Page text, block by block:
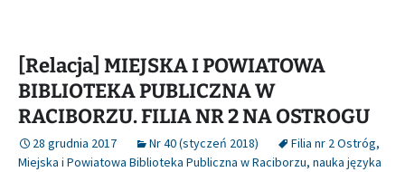
[Relacja] MIEJSKA I POWIATOWA
BIBLIOTEKA PUBLICZNA W
RACIBORZU. FILIA NR 2 NA OSTROGU
28 grudnia 2017 Nr 40 (styczeń 2018) Filia nr 2 Ostróg,
Miejska i Powiatowa Biblioteka Publiczna w Raciborzu, nauka języka